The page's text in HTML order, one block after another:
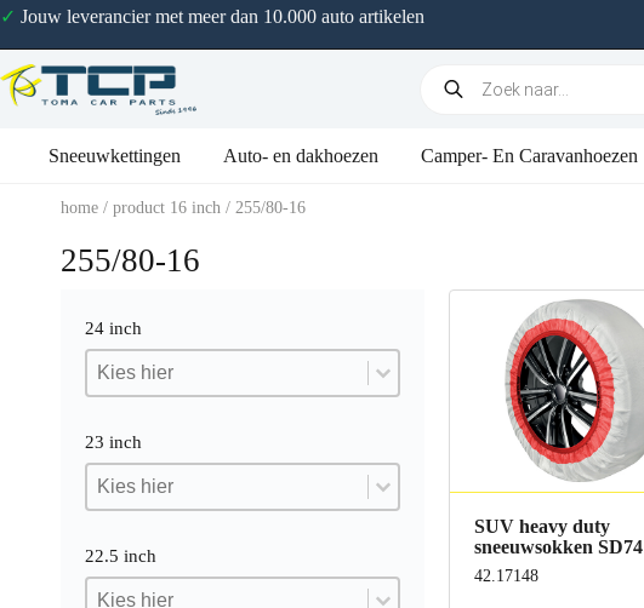
✓ Jouw leverancier met meer dan 10.000 auto artikelen
Sneeuwkettingen Auto- en dakhoezen Camper- En Caravanhoezen
home / product 16 inch / 255/80-16
255/80-16
24 inch
24 inch
24 inch
24 inch
23 inch
23 inch
23 inch
23 inch
22.5 inch
22.5 inch
22.5 inch
22.5 inch
SUV heavy duty
sneeuwsokken SD74
42.17148